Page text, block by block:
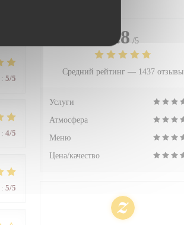
: 5/5
: 4/5
: 5/5
4.8 /5
Средний рейтинг — 1437 отзывы
Услуги
Атмосфера
Меню
Цена/качество